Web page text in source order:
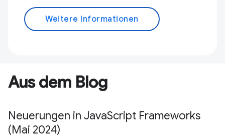
Weitere Informationen
Aus dem Blog
Neuerungen in JavaScript Frameworks
(Mai 2024)